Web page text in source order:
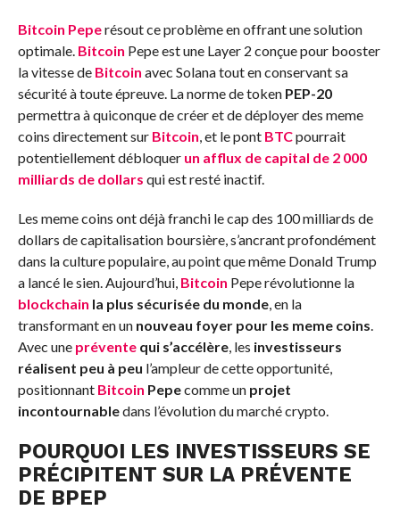
Bitcoin Peperésout ce problème en offrant une solution
optimale. Bitcoin Pepe est une Layer 2 conçue pour booster
la vitesse de Bitcoin avec Solana tout en conservant sa
sécurité à toute épreuve. La norme de token PEP-20
permettra à quiconque de créer et de déployer des meme
coins directement sur Bitcoin, et le pont BTCpourrait
potentiellement débloquer un afflux de capital de 2 000
milliards de dollars qui est resté inactif.
Les meme coins ont déjà franchi le cap des 100 milliards de
dollars de capitalisation boursière, s’ancrant profondément
dans la culture populaire, au point que même Donald Trump
a lancé le sien. Aujourd’hui, Bitcoin Pepe révolutionne la
blockchain la plus sécurisée du monde, en la
transformant en un nouveau foyer pour les meme coins.
Avec une préventequi s’accélère, les investisseurs
réalisent peu à peu l’ampleur de cette opportunité,
positionnant Bitcoin Pepecomme un projet
incontournabledans l’évolution du marché crypto.
POURQUOI LES INVESTISSEURS SE
PRÉCIPITENT SUR LA PRÉVENTE
DE BPEP